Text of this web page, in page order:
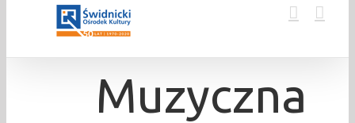
Muzyczna